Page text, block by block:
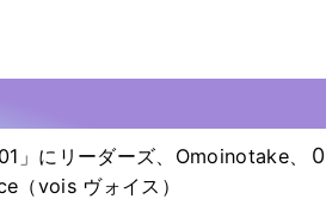
」にリーダーズ、Omoinotake、
（vois ヴォイス）
0